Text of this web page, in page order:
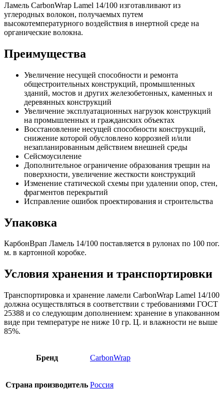
Ламель CarbonWrap Lamel 14/100 изготавливают из
углеродных волокон, получаемых путем
высокотемпературного воздействия в инертной среде на
органические волокна.
Преимущества
Увеличение несущей способности и ремонта
общестроительных конструкций, промышленных
зданий, мостов и других железобетонных, каменных и
деревянных конструкций
Увеличение эксплуатационных нагрузок конструкций
на промышленных и гражданских объектах
Восстановление несущей способности конструкций,
снижение которой обусловлено коррозией и/или
незапланированным действием внешней среды
Сейсмоусиление
Дополнительное ограничение образования трещин на
поверхности, увеличение жесткости конструкций
Изменение статической схемы при удалении опор, стен,
фрагментов перекрытий
Исправление ошибок проектирования и строительства
Упаковка
КарбонВрап Ламель 14/100 поставляется в рулонах по 100 пог.
м. в картонной коробке.
Условия хранения и транспортировки
Транспортировка и хранение ламели CarbonWrap Lamel 14/100
должна осуществляться в соответствии с требованиями ГОСТ
25388 и со следующим дополнением: хранение в упакованном
виде при температуре не ниже 10 гр. Ц. и влажности не выше
85%.
Бренд CarbonWrap
Страна производитель Россия